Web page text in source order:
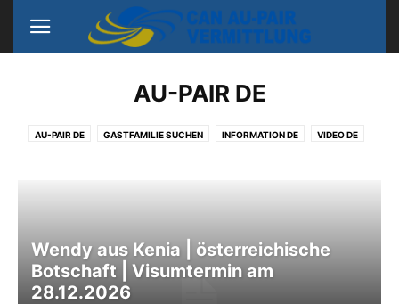
AU-PAIR DE
AU-PAIR DE GASTFAMILIE SUCHEN INFORMATION DE VIDEO DE
Wendy aus Kenia | österreichische
Botschaft | Visumtermin am
28.12.2026